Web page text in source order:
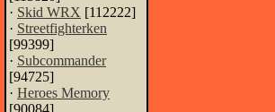
· Skid WRX [112222]
· Streetfighterken
[99399]
· Subcommander
[94725]
· Heroes Memory
[90084]